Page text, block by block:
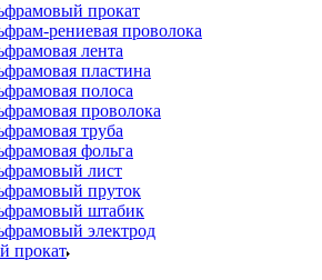
прокат
рениевая проволока
лента
пластина
полоса
проволока
труба
фольга
лист
пруток
штабик
электрод
прокат